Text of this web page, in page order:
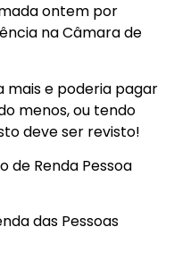
ontem por
na Câmara de
mais e poderia pagar
menos, ou tendo
deve ser revisto!
de Renda Pessoa
das Pessoas